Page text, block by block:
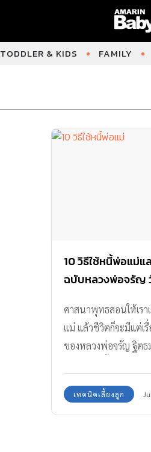
TODDLER & KIDS FAMILY
10 วิธีใช้หนี้พ่อแม่
ฉบับหลวงพ่อจรัญ
ศาสนาพุทธสอนให้เร
แม่ แล้วชีวิตก็จะมีแต่เรื่
ของหลวงพ่อจรัญ ฐิต
เทคนิคเลี้ยงลูก